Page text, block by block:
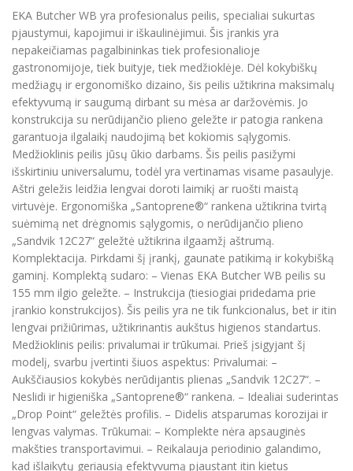
EKA Butcher WB yra profesionalus peilis, specialiai sukurtas
pjaustymui, kapojimui ir iškaulinėjimui. Šis įrankis yra
nepakeičiamas pagalbininkas tiek profesionalioje
gastronomijoje, tiek buityje, tiek medžioklėje. Dėl kokybiškų
medžiagų ir ergonomiško dizaino, šis peilis užtikrina maksimalų
efektyvumą ir saugumą dirbant su mėsa ar daržovėmis. Jo
konstrukcija su nerūdijančio plieno geležte ir patogia rankena
garantuoja ilgalaikį naudojimą bet kokiomis sąlygomis.
Medžioklinis peilis jūsų ūkio darbams. Šis peilis pasižymi
išskirtiniu universalumu, todėl yra vertinamas visame pasaulyje.
Aštri geležis leidžia lengvai doroti laimikį ar ruošti maistą
virtuvėje. Ergonomiška „Santoprene®“ rankena užtikrina tvirtą
suėmimą net drėgnomis sąlygomis, o nerūdijančio plieno
„Sandvik 12C27“ geležtė užtikrina ilgaamžį aštrumą.
Komplektacija. Pirkdami šį įrankį, gaunate patikimą ir kokybišką
gaminį. Komplektą sudaro: – Vienas EKA Butcher WB peilis su
155 mm ilgio geležte. – Instrukcija (tiesiogiai pridedama prie
įrankio konstrukcijos). Šis peilis yra ne tik funkcionalus, bet ir itin
lengvai prižiūrimas, užtikrinantis aukštus higienos standartus.
Medžioklinis peilis: privalumai ir trūkumai. Prieš įsigyjant šį
modelį, svarbu įvertinti šiuos aspektus: Privalumai: –
Aukščiausios kokybės nerūdijantis plienas „Sandvik 12C27“. –
Neslidi ir higieniška „Santoprene®“ rankena. – Idealiai suderintas
„Drop Point“ geležtės profilis. – Didelis atsparumas korozijai ir
lengvas valymas. Trūkumai: – Komplekte nėra apsauginės
makšties transportavimui. – Reikalauja periodinio galandimo,
kad išlaikytų geriausią efektyvumą pjaustant itin kietus